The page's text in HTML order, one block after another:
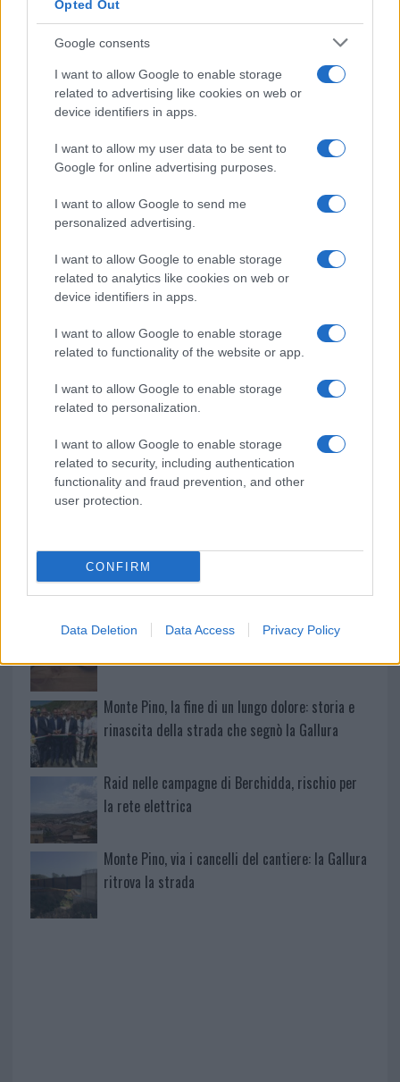
Opted Out
Google consents
I want to allow Google to enable storage
related to advertising like cookies on web or
device identifiers in apps.
I want to allow my user data to be sent to
Google for online advertising purposes.
I want to allow Google to send me
personalized advertising.
I want to allow Google to enable storage
related to analytics like cookies on web or
device identifiers in apps.
I want to allow Google to enable storage
related to functionality of the website or app.
I want to allow Google to enable storage
related to personalization.
I want to allow Google to enable storage
related to security, including authentication
functionality and fraud prevention, and other
user protection.
CONFIRM
Data Deletion Data Access Privacy Policy
Ricevi le nostre ultime news
daGoogle News
Condividi l'articolo
F
a
ce
b
o
o
k
T
w
it
te
r
Pi
n
te
re
st
W
h
at
s
A
p
p
S
a
re
Articolo precedente
Prossimo articolo
NOTIZIE RECENTI
Michelle Hunziker in Gallura, bella anche dal
Calangianus, dopo le polemiche il centro
accoglienza minori chiude
Olbia, divieto di sosta contro spaccio e degrado:
esplode la protesta
Pausa caffè impeccabile: come scegliere la
Monte Pino, la fine di un lungo dolore: storia e
rinascita della strada che segnò la Gallura
Raid nelle campagne di Berchidda, rischio per
la rete elettrica
Monte Pino, via i cancelli del cantiere: la Gallura
ritrova la strada